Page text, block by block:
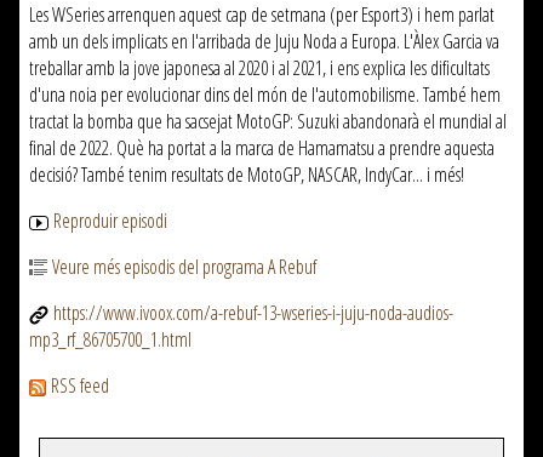
Les WSeries arrenquen aquest cap de setmana (per Esport3) i hem parlat
amb un dels implicats en l'arribada de Juju Noda a Europa. L'Àlex Garcia va
treballar amb la jove japonesa al 2020 i al 2021, i ens explica les dificultats
d'una noia per evolucionar dins del món de l'automobilisme. També hem
tractat la bomba que ha sacsejat MotoGP: Suzuki abandonarà el mundial al
final de 2022. Què ha portat a la marca de Hamamatsu a prendre aquesta
decisió? També tenim resultats de MotoGP, NASCAR, IndyCar... i més!
Reproduir episodi
Veure més episodis del programa A Rebuf
https://www.ivoox.com/a-rebuf-13-wseries-i-juju-noda-audios-
mp3_rf_86705700_1.html
RSS feed